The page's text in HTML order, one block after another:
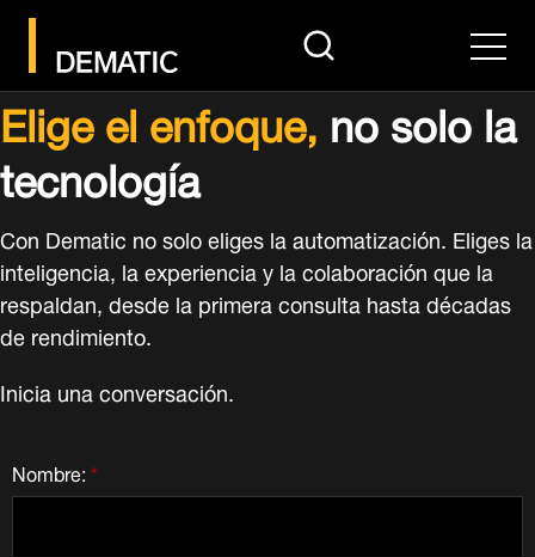
search Menu
Elige el enfoque,no solo la
tecnología
Con Dematic no solo eliges la automatización. Eliges la
inteligencia, la experiencia y la colaboración que la
respaldan, desde la primera consulta hasta décadas
de rendimiento.
Inicia una conversación.
*
Nombre: